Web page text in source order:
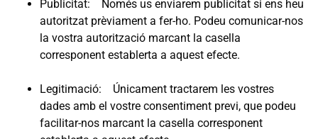
Publicitat: Només us enviarem publicitat si ens heu
autoritzat prèviament a fer-ho. Podeu comunicar-nos
la vostra autorització marcant la casella
corresponent establerta a aquest efecte.
Legitimació: Únicament tractarem les vostres
dades amb el vostre consentiment previ, que podeu
facilitar-nos marcant la casella corresponent